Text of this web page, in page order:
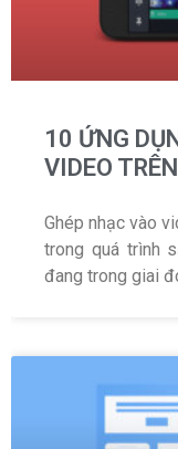
10 ỨNG
VIDEO
Ghép nhạc vào
trong quá trình
đang trong giai